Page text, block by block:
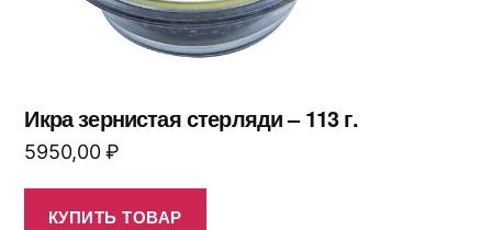
Икра зернистая стерляди – 113 г.
5950,00₽
КУПИТЬ ТОВАР